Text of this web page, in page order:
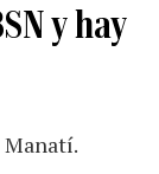
y hay
Manatí.